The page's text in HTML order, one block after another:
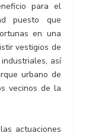
para el
puesto que
en una
vestigios de
así
urbano de
vecinos de la
actuaciones